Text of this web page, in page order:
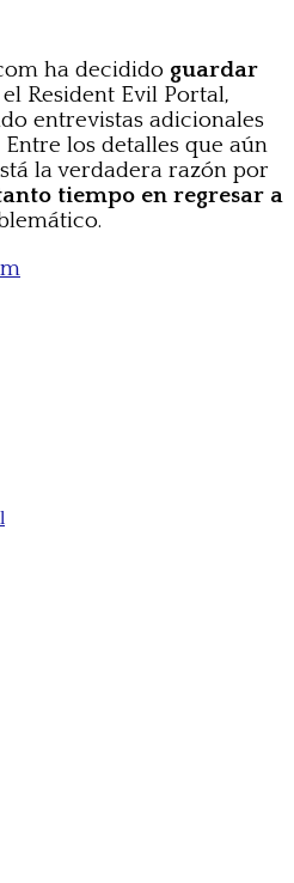
ha decidido guardar
Resident Evil Portal,
entrevistas adicionales
los detalles que aún
la verdadera razón por
tiempo en regresar a